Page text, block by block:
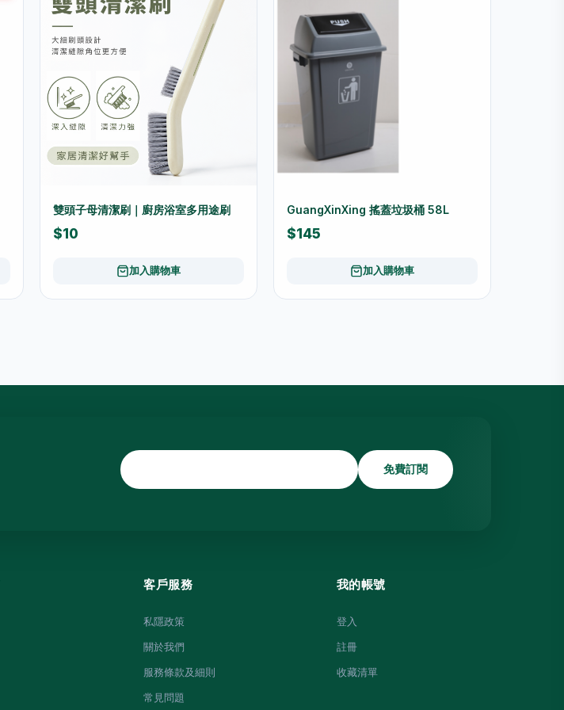
雙頭子母清潔刷｜廚房浴室多用途刷
$10
加入購物車
GuangXinXing 搖蓋垃圾桶 58L
$145
加入購物車
免費訂閱
客戶服務
私隱政策
關於我們
服務條款及細則
常見問題
我的帳號
登入
註冊
收藏清單